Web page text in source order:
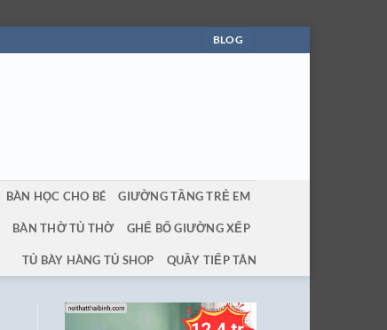
BLOG
BÀN HỌC CHO BÉ GIƯỜNG TẦNG TRẺ EM
BÀN THỜ TỦ THỜ GHẾ BỐ GIƯỜNG XẾP
TỦ BÀY HÀNG TỦ SHOP QUẦY TIẾP TÂN